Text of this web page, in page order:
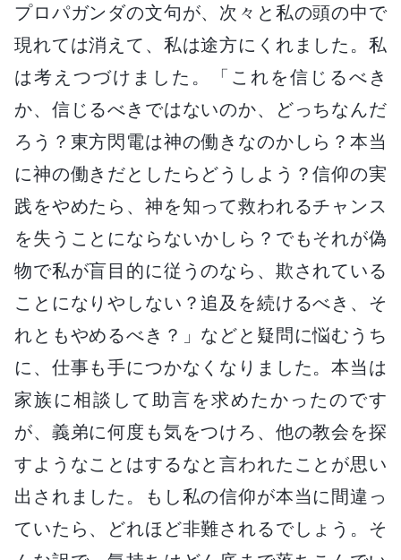
プロパガンダの文句が、次々と私の頭の中で
現れては消えて、私は途方にくれました。私
は考えつづけました。「これを信じるべき
か、信じるべきではないのか、どっちなんだ
ろう？東方閃電は神の働きなのかしら？本当
に神の働きだとしたらどうしよう？信仰の実
践をやめたら、神を知って救われるチャンス
を失うことにならないかしら？でもそれが偽
物で私が盲目的に従うのなら、欺されている
ことになりやしない？追及を続けるべき、そ
れともやめるべき？」などと疑問に悩むうち
に、仕事も手につかなくなりました。本当は
家族に相談して助言を求めたかったのです
が、義弟に何度も気をつけろ、他の教会を探
すようなことはするなと言われたことが思い
出されました。もし私の信仰が本当に間違っ
ていたら、どれほど非難されるでしょう。そ